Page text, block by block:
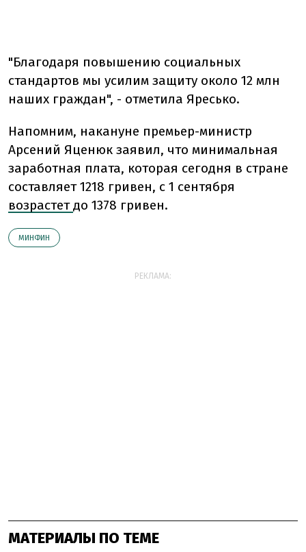
"Благодаря повышению социальных
стандартов мы усилим защиту около 12 млн
наших граждан", - отметила Яресько.
Напомним, накануне премьер-министр
Арсений Яценюк заявил, что минимальная
заработная плата, которая сегодня в стране
составляет 1218 гривен, с 1 сентября
возрастетдо 1378 гривен.
МИНФИН
РЕКЛАМА:
МАТЕРИАЛЫ ПО ТЕМЕ